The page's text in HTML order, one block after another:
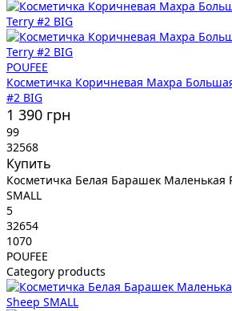
POUFEE
Косметичка Коричневая Махра
#2 BIG
1 390 грн
99
32568
Купить
Косметичка Белая Барашек Маленькая
SMALL
5
32654
1070
POUFEE
Category products